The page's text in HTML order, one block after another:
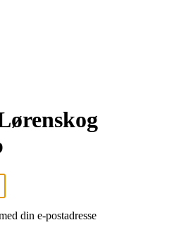
din e-postadresse